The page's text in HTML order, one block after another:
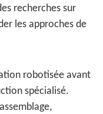
recherches sur
les approches de
robotisée avant
spécialisé.